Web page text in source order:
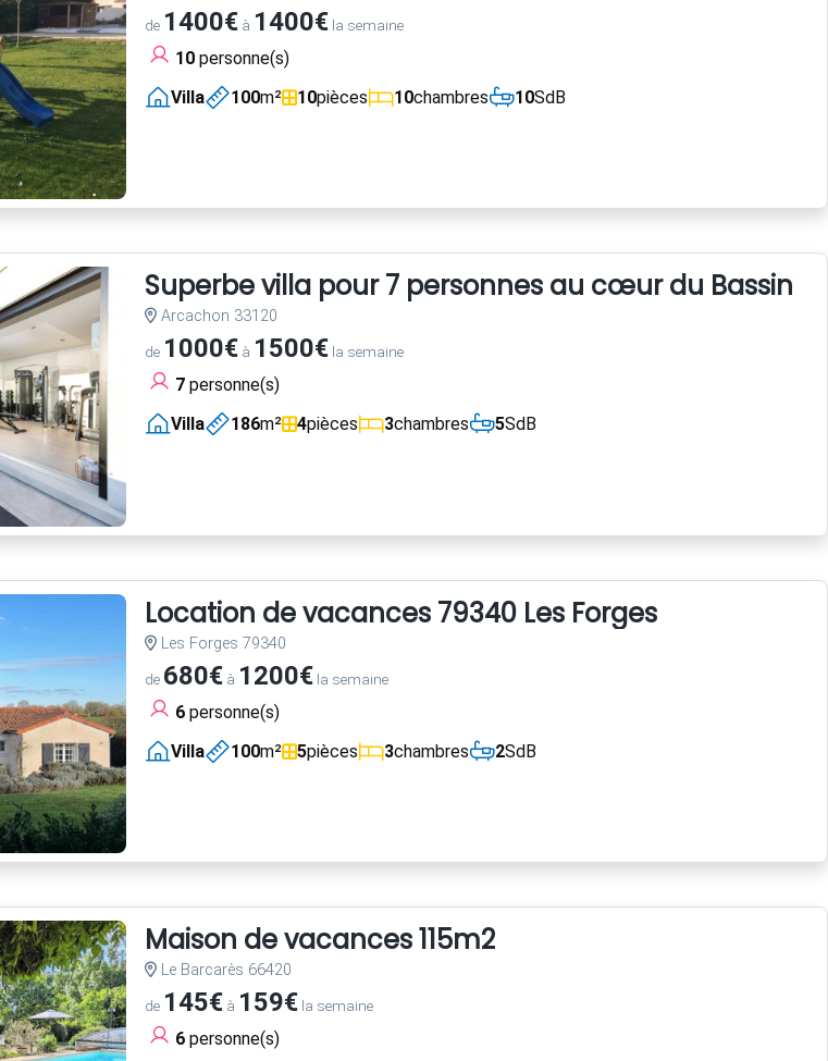
de 1400€à 1400€la semaine
10personne(s)
Villa
100m² 10pièces 10chambres 10SdB
Superbe villa pour 7 personnes au cœur du Bassin
Arcachon 33120
de 1000€à 1500€la semaine
7personne(s)
Villa
186m² 4pièces 3chambres 5SdB
Location de vacances 79340 Les Forges
Les Forges 79340
de 680€à 1200€la semaine
6personne(s)
Villa
100m² 5pièces 3chambres 2SdB
Maison de vacances 115m2
Le Barcarès 66420
de 145€à 159€la semaine
6personne(s)